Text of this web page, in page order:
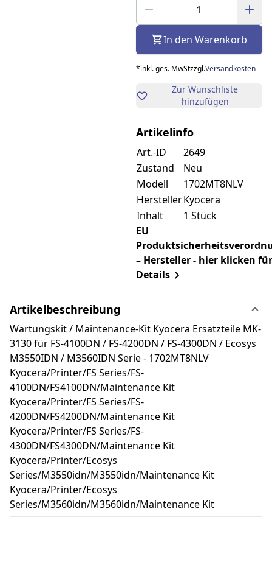
In den Warenkorb
*inkl. ges. MwStzzgl.Versandkosten
Zur Wunschliste
hinzufügen
Artikelinfo
Art.-ID
2649
Zustand
Neu
Modell
1702MT8NLV
HerstellerKyocera
Inhalt
1 Stück
EU
– Hersteller - hier klicken für
Details
Artikelbeschreibung
Wartungskit / Maintenance-Kit Kyocera Ersatzteile MK-
3130 für FS-4100DN / FS-4200DN / FS-4300DN / Ecosys
M3550IDN / M3560IDN Serie - 1702MT8NLV
Kyocera/Printer/FS Series/FS-
4100DN/FS4100DN/Maintenance Kit
Kyocera/Printer/FS Series/FS-
4200DN/FS4200DN/Maintenance Kit
Kyocera/Printer/FS Series/FS-
4300DN/FS4300DN/Maintenance Kit
Kyocera/Printer/Ecosys
Series/M3550idn/M3550idn/Maintenance Kit
Kyocera/Printer/Ecosys
Series/M3560idn/M3560idn/Maintenance Kit